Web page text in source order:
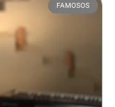
FAMOSOS